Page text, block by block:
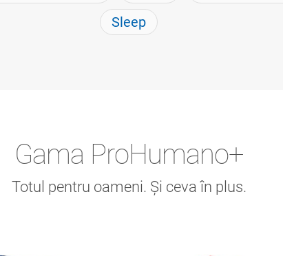
Sleep
Gama ProHumano+
Totul pentru oameni. Și ceva în plus.